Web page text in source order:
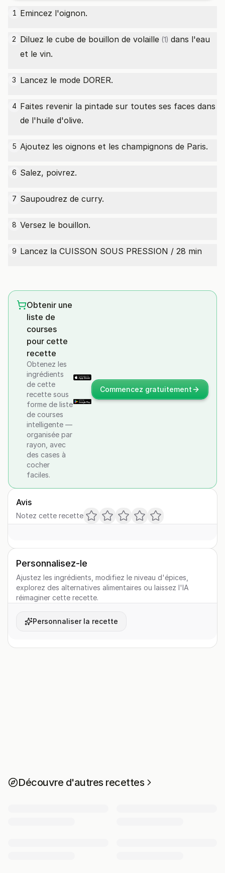
1 Emincez l'oignon.
2 Diluez le cube de bouillon de volaille (1) dans l'eau
et le vin.
3 Lancez le mode DORER.
4 Faites revenir la pintade sur toutes ses faces dans
de l'huile d'olive.
5 Ajoutez les oignons et les champignons de Paris.
6 Salez, poivrez.
7 Saupoudrez de curry.
8 Versez le bouillon.
9 Lancez la CUISSON SOUS PRESSION / 28 min
Obtenir une
liste de
courses
pour cette
recette
Obtenez les
ingrédients
de cette
recette sous
forme de liste
de courses
intelligente —
organisée par
rayon, avec
des cases à
cocher
faciles.
Commencez gratuitement
Avis
Notez cette recette
Personnalisez-le
Ajustez les ingrédients, modifiez le niveau d'épices,
explorez des alternatives alimentaires ou laissez l'IA
réimaginer cette recette.
Personnaliser la recette
Découvre d'autres recettes